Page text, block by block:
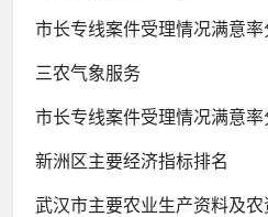
市长专线案件受理情况满意率
三农气象服务
市长专线案件受理情况满意率
新洲区主要经济指标排名
武汉市主要农业生产资料及